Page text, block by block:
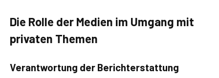
Die Rolle der Medien im Umgang mit
privaten Themen
Verantwortung der Berichterstattung